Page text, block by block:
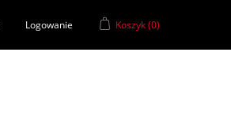
Logowanie Koszyk(0)